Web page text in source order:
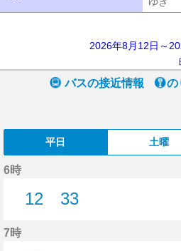
2026年8月12日～
バスの接近情報 の
平日 土曜
6時
12
33
7時